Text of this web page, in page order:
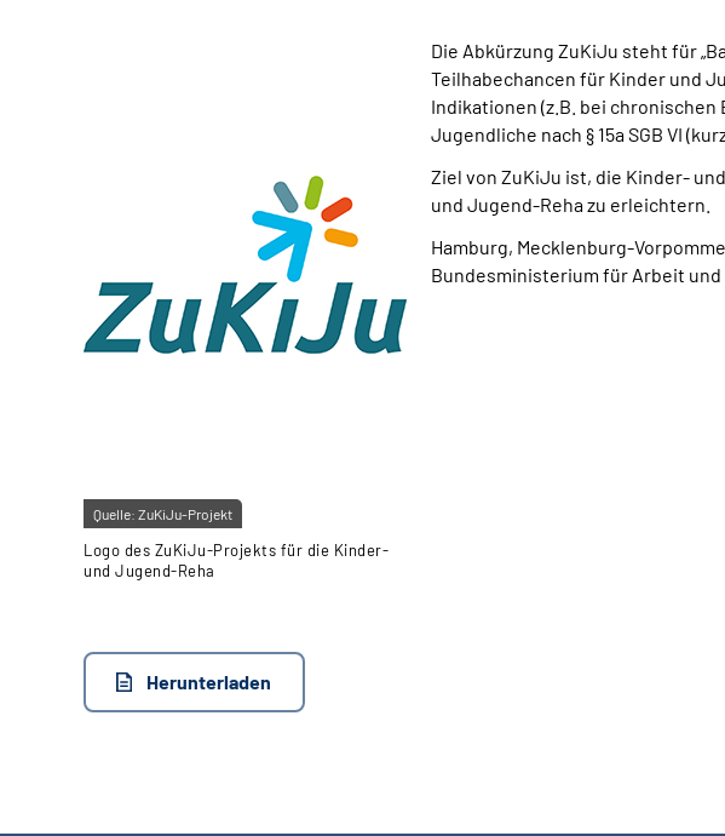
Quelle: ZuKiJu-Projekt
Logo des ZuKiJu-Projekts für die Kinder-
und Jugend-Reha
Die Abkürzung ZuKiJu steht für
Teilhabechancen für Kinder und
Indikationen (z.B. bei
Jugendliche nach § 15a SGB VI
Ziel von ZuKiJu ist, die Kinder-
und Jugend-Reha zu erleichtern.
Hamburg, Mecklenburg-
Bundesministerium für Arbeit und
Herunterladen